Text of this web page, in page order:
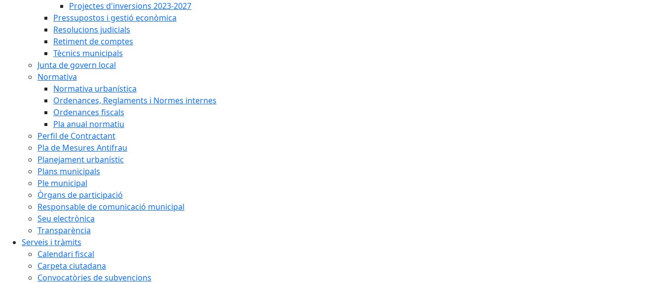
Projectes d'inversions 2023-2027
Pressupostos i gestió econòmica
Resolucions judicials
Retiment de comptes
Tècnics municipals
Junta de govern local
Normativa
Normativa urbanística
Ordenances, Reglaments i Normes internes
Ordenances fiscals
Pla anual normatiu
Perfil de Contractant
Pla de Mesures Antifrau
Planejament urbanístic
Plans municipals
Ple municipal
Òrgans de participació
Responsable de comunicació municipal
Seu electrònica
Transparència
Serveis i tràmits
Calendari fiscal
Carpeta ciutadana
Convocatòries de subvencions